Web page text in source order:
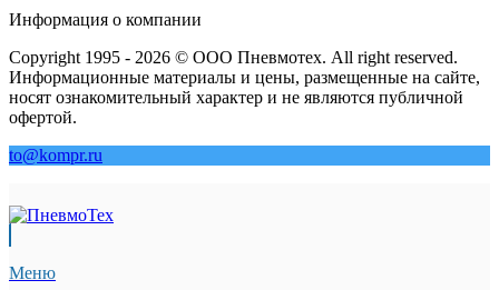
Информация о компании
Copyright 1995 - 2026 © ООО Пневмотех. All right reserved.
Информационные материалы и цены, размещенные на сайте,
носят ознакомительный характер и не являются публичной
офертой.
to@kompr.ru
Меню